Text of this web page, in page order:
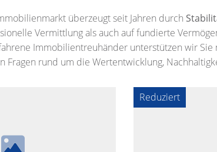
überzeugt seit Jahren durch
Vermittlung als auch auf fundierte
Immobilientreuhänder unterstützen wir
Fragen rund um die Wertentwicklung,
Reduziert